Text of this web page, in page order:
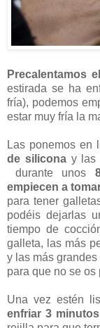
Precalentamos
estirada se ha
fría), podemos
estar muy fría la
Las ponemos en
de siliconay las
durante unos
empiecen a
para tener
podéis dejarlas
tiempo de
galleta, las más
y las más
para que no se os
Una vez estén
enfriar 3